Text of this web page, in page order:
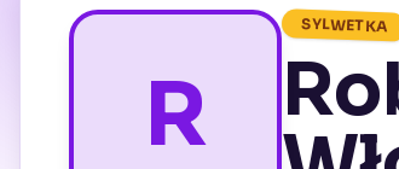
R
SYLWETKA